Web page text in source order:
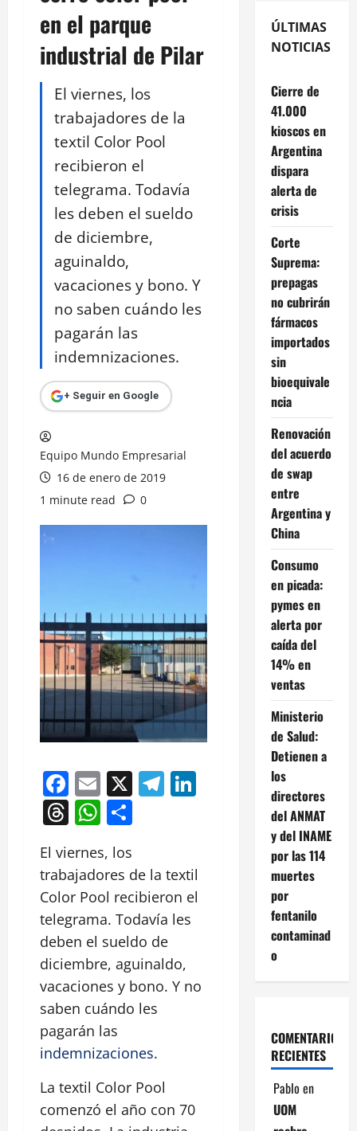
en el parque
industrial de Pilar
El viernes, los
trabajadores de la
textil Color Pool
recibieron el
telegrama. Todavía
les deben el sueldo
de diciembre,
aguinaldo,
vacaciones y bono. Y
no saben cuándo les
pagarán las
indemnizaciones.
+ Seguir en Google
Equipo Mundo Empresarial
16 de enero de 2019
1 minute read
0
Facebook
Email
X Telegram
LinkedIn
Threads
WhatsApp
El viernes, los
trabajadores de la textil
Color Pool recibieron el
telegrama. Todavía les
deben el sueldo de
diciembre, aguinaldo,
vacaciones y bono. Y no
saben cuándo les
pagarán las
indemnizaciones.
La textil Color Pool
comenzó el año con 70
ÚLTIMAS
NOTICIAS
Cierre de
41.000
kioscos en
Argentina
dispara
alerta de
crisis
Corte
Suprema:
prepagas
no cubrirán
fármacos
importados
sin
bioequivale
ncia
Renovación
del acuerdo
de swap
entre
Argentina y
China
Consumo
en picada:
pymes en
alerta por
caída del
14% en
ventas
Ministerio
de Salud:
Detienen a
los
directores
del ANMAT
y del INAME
por las 114
muertes
por
fentanilo
contaminad
o
COMENTARIOS
RECIENTES
Pablo en
UOM